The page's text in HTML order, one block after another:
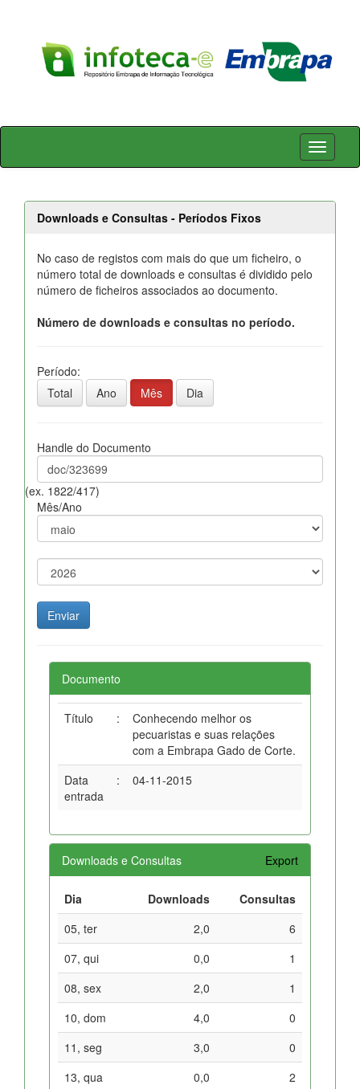
Skip
Downloads e Consultas - Períodos Fixos
No caso de registos com mais do que um ficheiro, o
número total de downloads e consultas é dividido pelo
número de ficheiros associados ao documento.
Número de downloads e consultas no período.
Período:
Total
Ano Mês Dia
Handle do Documento
(ex. 1822/417)
Mês/Ano
Documento
Título :
Conhecendo melhor os
pecuaristas e suas relações
com a Embrapa Gado de Corte.
Data
entrada
: 04-11-2015
Downloads e Consultas Export
Dia Downloads
Consultas
05, ter
2,0
6
07, qui
0,0
1
08, sex
2,0
1
10, dom
4,0
0
11, seg
3,0
0
13, qua
0,0
2